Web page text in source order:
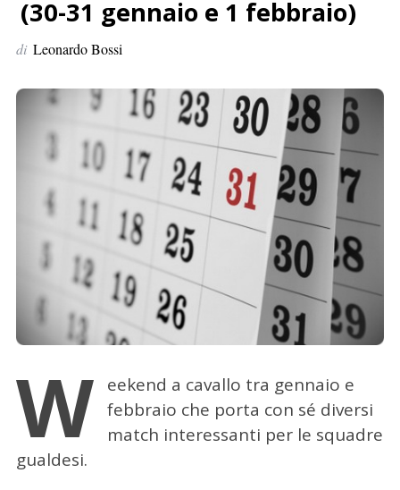
e
r
(30-31 gennaio e 1 febbraio)
di Leonardo Bossi
W
eekend a cavallo tra gennaio e
febbraio che porta con sé diversi
match interessanti per le squadre
gualdesi.